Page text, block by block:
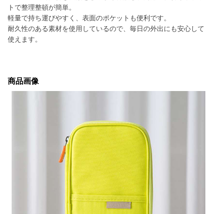
トで整理整頓が簡単。
軽量で持ち運びやすく、表面のポケットも便利です。
耐久性のある素材を使用しているので、毎日の外出にも安心して
使えます。
商品画像